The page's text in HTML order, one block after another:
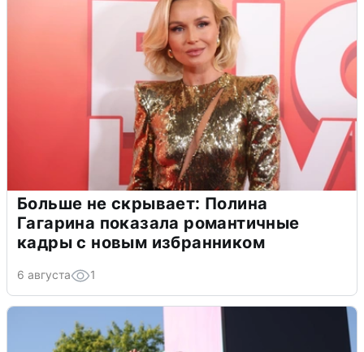
Больше не скрывает: Полина
Гагарина показала романтичные
кадры с новым избранником
6 августа 1